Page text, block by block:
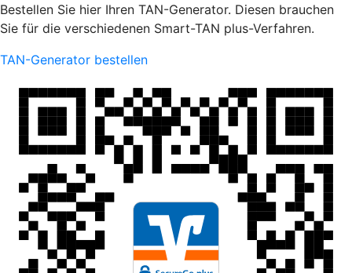
Bestellen Sie hier Ihren TAN-Generator. Diesen brauchen
Sie für die verschiedenen Smart-TAN plus-Verfahren.
TAN-Generator bestellen